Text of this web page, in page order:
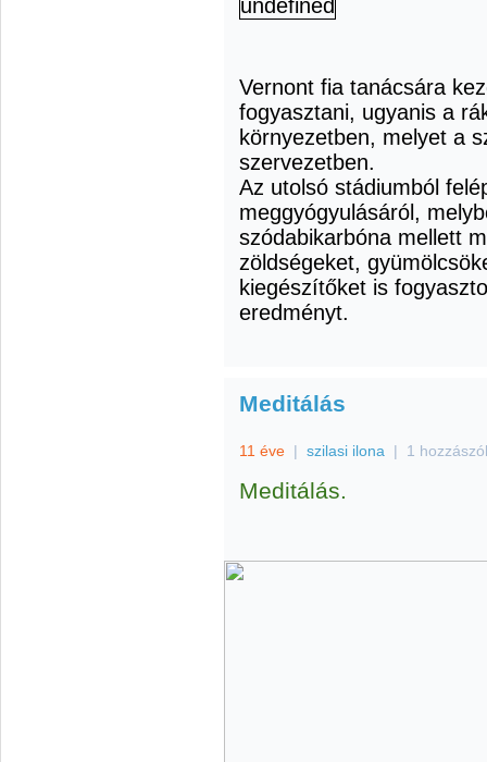
Vernont fia tanácsára
fogyasztani, ugyanis a
környezetben, melyet a
szervezetben.
Az utolsó stádiumból
meggyógyulásáról,
szódabikarbóna mellett
zöldségeket,
kiegészítőket is
eredményt.
Meditálás
11 éve | szilasi ilona | 1
Meditálás.